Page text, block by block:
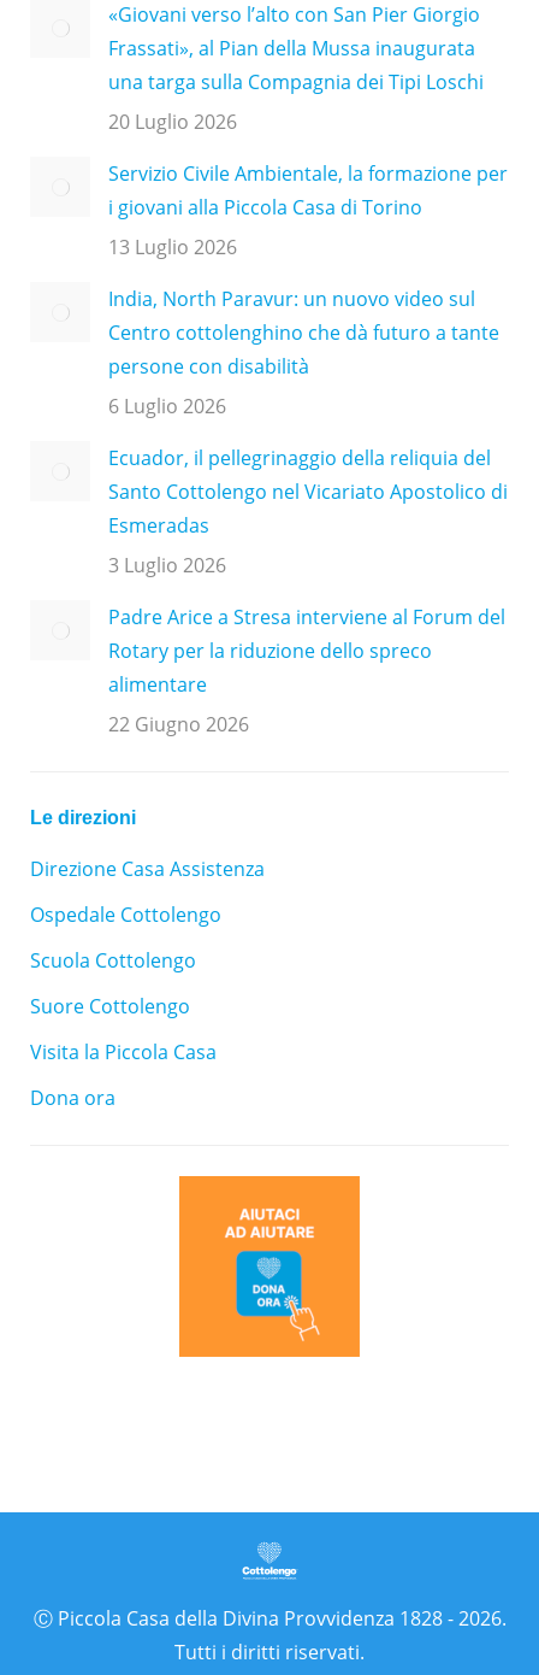
«Giovani verso l’alto con San Pier Giorgio
Frassati», al Pian della Mussa inaugurata
una targa sulla Compagnia dei Tipi Loschi
20 Luglio 2026
Servizio Civile Ambientale, la formazione per
i giovani alla Piccola Casa di Torino
13 Luglio 2026
India, North Paravur: un nuovo video sul
Centro cottolenghino che dà futuro a tante
persone con disabilità
6 Luglio 2026
Ecuador, il pellegrinaggio della reliquia del
Santo Cottolengo nel Vicariato Apostolico di
Esmeradas
3 Luglio 2026
Padre Arice a Stresa interviene al Forum del
Rotary per la riduzione dello spreco
alimentare
22 Giugno 2026
Le direzioni
Direzione Casa Assistenza
Ospedale Cottolengo
Scuola Cottolengo
Suore Cottolengo
Visita la Piccola Casa
Dona ora
Ⓒ Piccola Casa della Divina Provvidenza 1828 - 2026.
Tutti i diritti riservati.